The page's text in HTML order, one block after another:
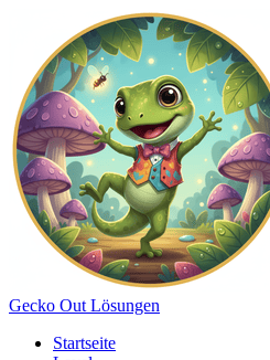
Gecko Out Lösungen
Startseite